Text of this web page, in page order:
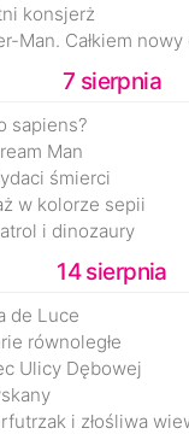
konsjerż
Man. Całkiem nowy
7 sierpnia
sapiens?
Man
śmierci
w kolorze sepii
i dinozaury
14 sierpnia
de Luce
równoległe
Ulicy Dębowej
i złośliwa